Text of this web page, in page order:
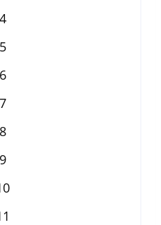
4
5
6
7
8
9